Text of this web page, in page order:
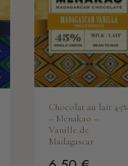
Chocolat au lait 45%
– Menakao –
Vanille de
Madagascar